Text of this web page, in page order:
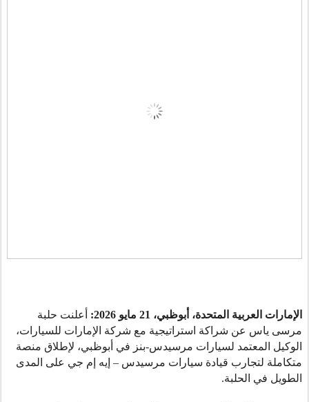
الإمارات العربية المتحدة، أبوظبي، 21 مايو 2026 :
أعلنت حلبة
مرسى ياس عن شراكة استراتيجية مع شركة الإمارات للسيارات،
الوكيل المعتمد لسيارات مرسيدس-بنز في أبوظبي، لإطلاق منصة
متكاملة لتجارب قيادة سيارات مرسيدس – إيه إم جي على المدى
الطويل في الحلبة.